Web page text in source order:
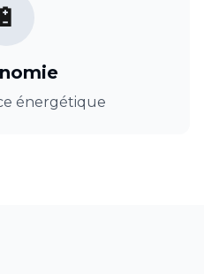
🔋
énergétique